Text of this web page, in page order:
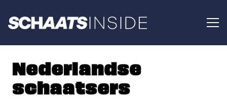
Nederlandse
schaatsers